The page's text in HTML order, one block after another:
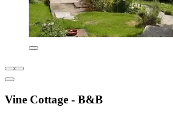
Vine Cottage - B&B